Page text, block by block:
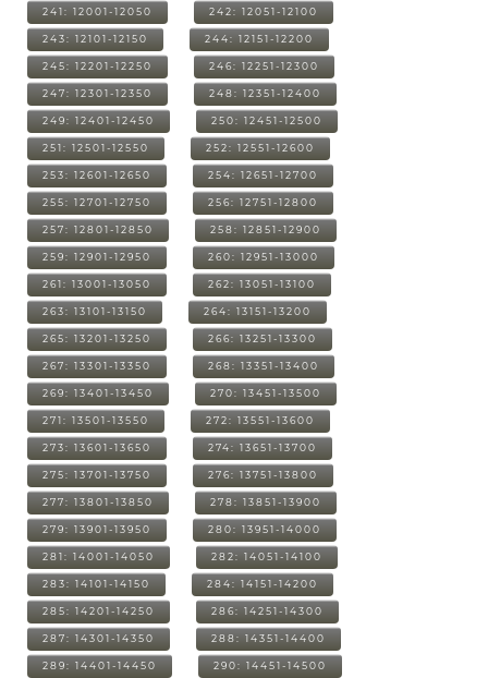
241: 12001-12050 242: 12051-12100
243: 12101-12150 244: 12151-12200
245: 12201-12250 246: 12251-12300
247: 12301-12350 248: 12351-12400
249: 12401-12450 250: 12451-12500
251: 12501-12550 252: 12551-12600
253: 12601-12650 254: 12651-12700
255: 12701-12750 256: 12751-12800
257: 12801-12850 258: 12851-12900
259: 12901-12950 260: 12951-13000
261: 13001-13050 262: 13051-13100
263: 13101-13150 264: 13151-13200
265: 13201-13250 266: 13251-13300
267: 13301-13350 268: 13351-13400
269: 13401-13450 270: 13451-13500
271: 13501-13550 272: 13551-13600
273: 13601-13650 274: 13651-13700
275: 13701-13750 276: 13751-13800
277: 13801-13850 278: 13851-13900
279: 13901-13950 280: 13951-14000
281: 14001-14050 282: 14051-14100
283: 14101-14150 284: 14151-14200
285: 14201-14250 286: 14251-14300
287: 14301-14350 288: 14351-14400
289: 14401-14450 290: 14451-14500